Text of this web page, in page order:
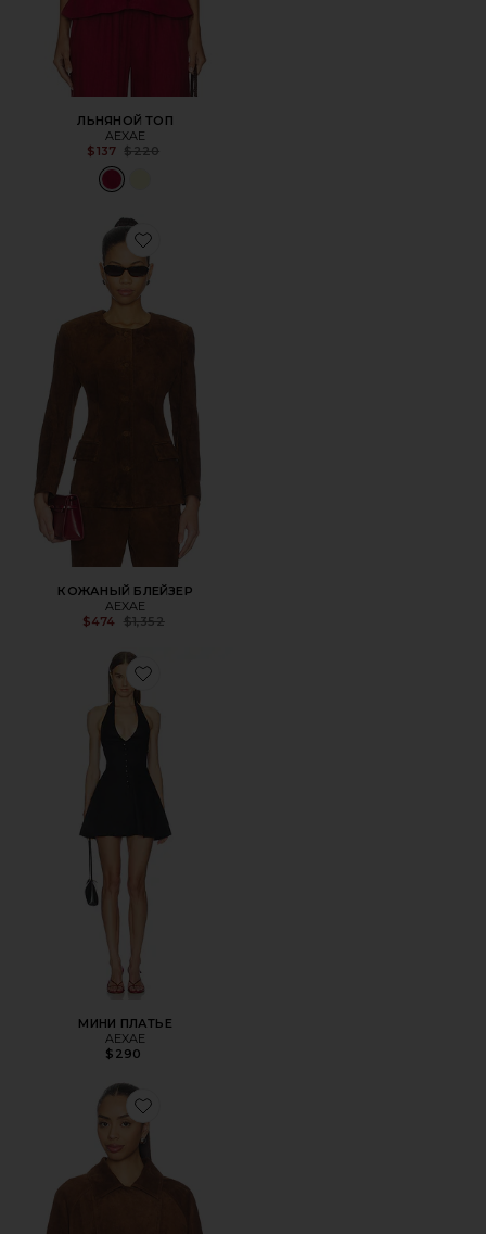
ЛЬНЯНОЙ ТОП
AEXAE
$137 Previous price:
$220
Favorite КОЖАНЫЙ БЛЕЙЗЕР
КОЖАНЫЙ БЛЕЙЗЕР
AEXAE
$474
Previous price:
$1,352
Favorite МИНИ ПЛАТЬЕ
МИНИ ПЛАТЬЕ
AEXAE
$290
Favorite ЖАКЕТ С ПОЯСОМ